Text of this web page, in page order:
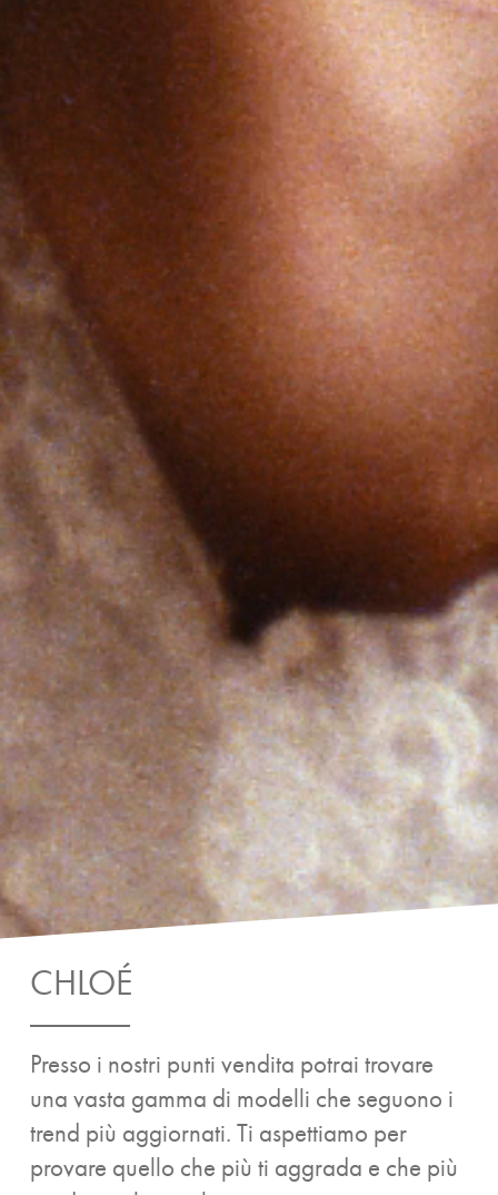
CHLOÉ
Presso i nostri punti vendita potrai trovare
una vasta gamma di modelli che seguono i
trend più aggiornati. Ti aspettiamo per
provare quello che più ti aggrada e che più